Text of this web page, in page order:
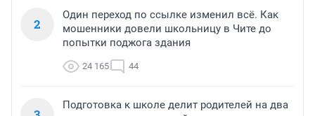
2
Один переход по ссылке изменил всё. Как
мошенники довели школьницу в Чите до
попытки поджога здания
24 165 44
Подготовка к школе делит родителей на два